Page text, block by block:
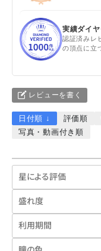
実績ダイ
認証済みレ
の頂点に立
レビューを書く
日付順 ↓ 評価順
写真・動画付き順